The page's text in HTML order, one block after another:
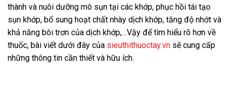
thành và nuôi dưỡng mô sụn tại các khớp, phục hồi tái tạo
sụn khớp, bổ sung hoạt chất nhày dịch khớp, tăng độ nhớt và
khả năng bôi trơn của dịch khớp,…Vậy để tìm hiểu rõ hơn về
thuốc, bài viết dưới đây của sieuthithuoctay.vn sẽ cung cấp
những thông tin cần thiết và hữu ích.